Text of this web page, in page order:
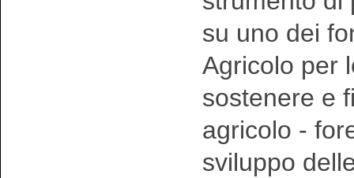
su uno dei
Agricolo per
sostenere e
agricolo -
sviluppo